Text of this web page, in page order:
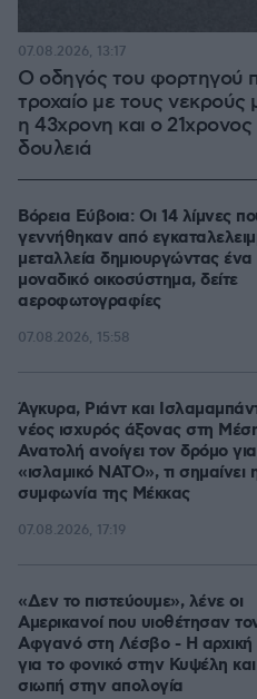
Ο οδηγός του φορτηγού
τροχαίο με τους νεκρούς
η 43χρονη και ο 21χρονος
δουλειά
07.08.2026, 13:17
Βόρεια Εύβοια: Οι 14 λίμνες
γεννήθηκαν από
μεταλλεία δημιουργώντας ένα
μοναδικό οικοσύστημα, δείτε
αεροφωτογραφίες
07.08.2026, 15:58
Άγκυρα, Ριάντ και
νέος ισχυρός άξονας στη
Ανατολή ανοίγει τον δρόμο
«ισλαμικό ΝΑΤΟ», τι σημαίνει
συμφωνία της Μέκκας
07.08.2026, 17:19
«Δεν το πιστεύουμε», λένε οι
Αμερικανοί που υιοθέτησαν
Αφγανό στη Λέσβο - Η αρχική
για το φονικό στην Κυψέλη
σιωπή στην απολογία